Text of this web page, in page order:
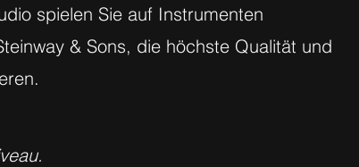
spielen Sie auf Instrumenten
& Sons, die höchste Qualität und